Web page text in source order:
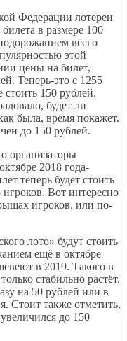
Федерации лотереи
в размере 100
всего
этой
цены на билет,
Теперь-это с 1255
стоить 150 рублей.
будет ли
была, время покажет.
до 150 рублей.
организаторы
2018 года-
теперь будет стоить
игроков. Вот интересно
игроков. или по-
лото» будут стоить
ещё в октябре
в 2019. Такого в
стабильно растёт.
на 50 рублей или в
Стоит также отметить,
до 150